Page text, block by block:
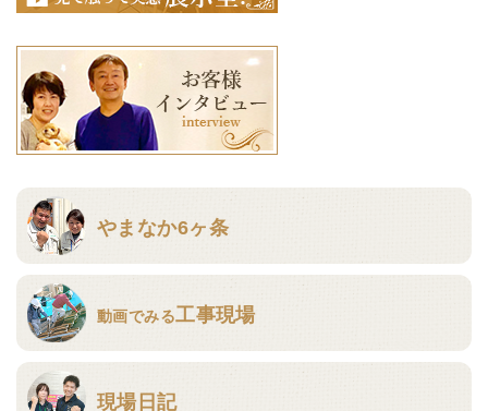
やまなか6ヶ条
動画でみる工事現場
現場日記